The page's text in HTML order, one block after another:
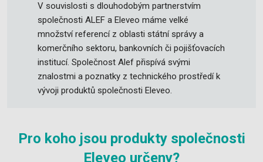
V souvislosti s dlouhodobým partnerstvím
společnosti ALEF a Eleveo máme velké
množství referencí z oblasti státní správy a
komerčního sektoru, bankovních či pojišťovacích
institucí. Společnost Alef přispívá svými
znalostmi a poznatky z technického prostředí k
vývoji produktů společnosti Eleveo.
Pro koho jsou produkty společnosti
Eleveo určeny?